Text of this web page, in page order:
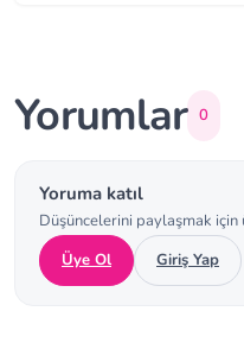
Yorumlar 0
Yoruma katıl
Düşüncelerini paylaşmak
Üye Ol
Giriş Yap